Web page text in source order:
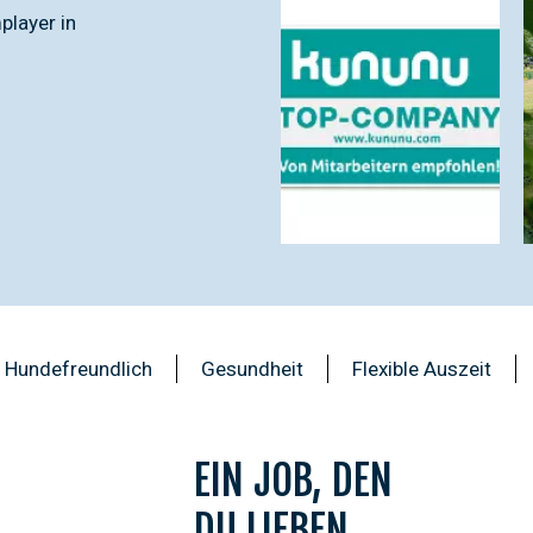
in
Gesundheit Flexible Auszeit
EIN JOB, DEN